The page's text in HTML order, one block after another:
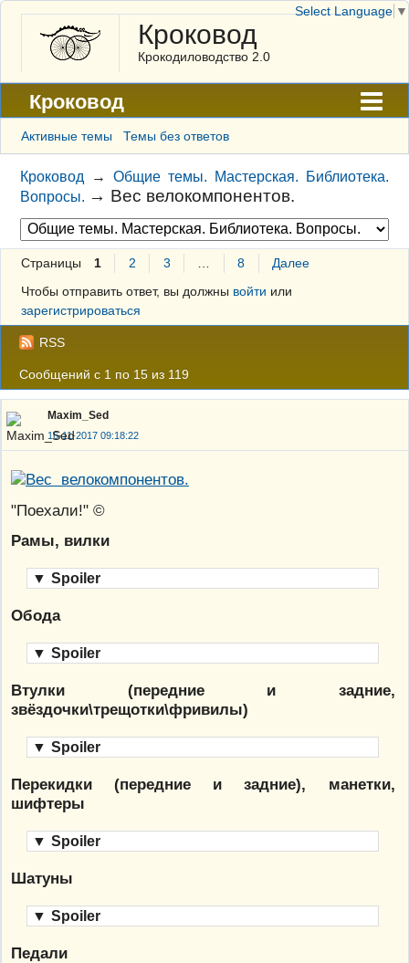
Кроковод
Крокодиловодство 2.0
Кроковод
Форум
Архив
ГАЛЕРЕЯ
Правила
Поиск
Регистрация
Вход
Активные темы Темы без ответов
Кроковод →Общие темы. Мастерская. Библиотека.
Вопросы. → Вес велокомпонентов.
Страницы 1 2 3 8
Далее
Чтобы отправить ответ, вы должны войти или
зарегистрироваться
RSS
Сообщений с 1 по 15 из 119
Maxim_Sed
16-11-2017 09:18:22
"Поехали!" ©
Рамы, вилки
▼ Spoiler
Обода
▼ Spoiler
Втулки (передние и задние,
звёздочки\трещотки\фривилы)
▼ Spoiler
Перекидки (передние и задние), манетки,
шифтеры
▼ Spoiler
Шатуны
▼ Spoiler
Педали
Select Language ▼